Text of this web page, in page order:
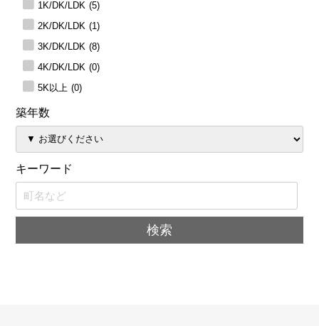
1K/DK/LDK (5)
2K/DK/LDK (1)
3K/DK/LDK (8)
4K/DK/LDK (0)
5K以上 (0)
築年数
キーワード